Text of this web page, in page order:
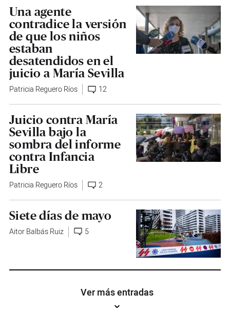
Una agente
contradice la versión
de que los niños
estaban
desatendidos en el
juicio a María Sevilla
Patricia Reguero Ríos 12
Juicio contra María
Sevilla bajo la
sombra del informe
contra Infancia
Libre
Patricia Reguero Ríos 2
Siete días de mayo
Aitor Balbás Ruiz 5
Ver más entradas